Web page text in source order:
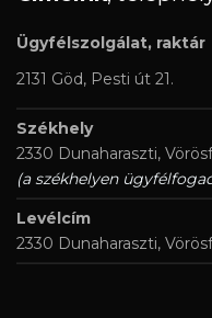
Ügyfélszolgálat, raktár
2131 Göd, Pesti út 21.
Székhely
2330 Dunaharaszti,
(a székhelyen
Levélcím
2330 Dunaharaszti,